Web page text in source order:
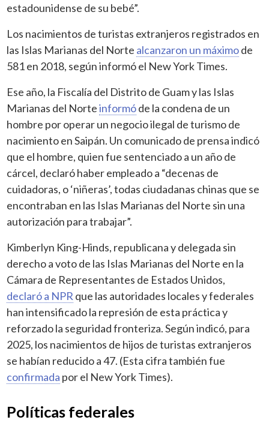
estadounidense de su bebé”.
Los nacimientos de turistas extranjeros registrados en
las Islas Marianas del Norte alcanzaron un máximode
581 en 2018, según informó el New York Times.
Ese año, la Fiscalía del Distrito de Guam y las Islas
Marianas del Norteinformóde la condena de un
hombre por operar un negocio ilegal de turismo de
nacimiento en Saipán. Un comunicado de prensa indicó
que el hombre, quien fue sentenciado a un año de
cárcel, declaró haber empleado a “decenas de
cuidadoras, o ‘niñeras’, todas ciudadanas chinas que se
encontraban en las Islas Marianas del Norte sin una
autorización para trabajar”.
Kimberlyn King-Hinds, republicana y delegada sin
derecho a voto de las Islas Marianas del Norte en la
Cámara de Representantes de Estados Unidos,
declaró a NPR que las autoridades locales y federales
han intensificado la represión de esta práctica y
reforzado la seguridad fronteriza. Según indicó, para
2025, los nacimientos de hijos de turistas extranjeros
se habían reducido a 47. (Esta cifra también fue
confirmada por el New York Times).
Políticas federales